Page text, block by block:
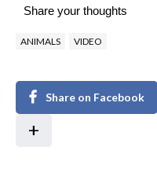
Share your thoughts
ANIMALS VIDEO
Share on Facebook
+